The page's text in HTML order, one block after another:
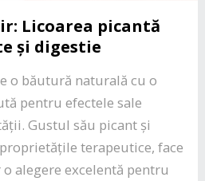
Licoarea picantă
și digestie
o băutură naturală cu o
pentru efectele sale
Gustul său picant și
terapeutice, face
alegere excelentă pentru